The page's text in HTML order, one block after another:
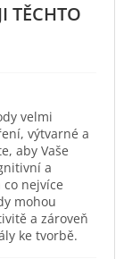
velmi
výtvarné a
aby Vaše
a
nejvíce
mohou
a zároveň
ke tvorbě.